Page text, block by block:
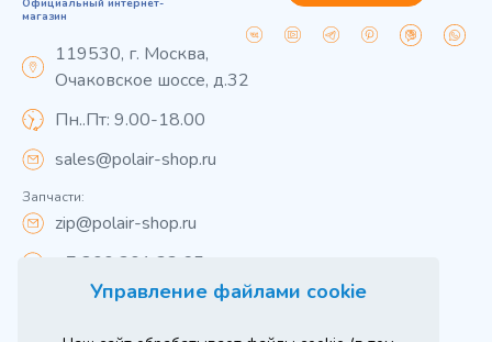
Управление файлами cookie
Официальный интернет-
магазин
119530, г. Москва,
Очаковское шоссе, д.32
Пн..Пт: 9.00-18.00
sales@polair-shop.ru
Запчасти:
zip@polair-shop.ru
+7 800 301 33 65